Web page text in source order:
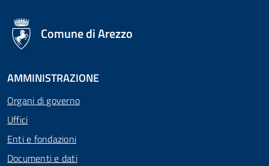
logo Unione Europea
Comune di Arezzo
AMMINISTRAZIONE
Organi di governo
Uffici
Enti e fondazioni
Documenti e dati